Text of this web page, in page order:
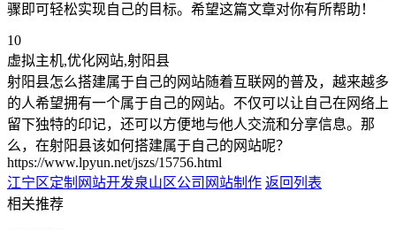
骤即可轻松实现自己的目标。希望这篇文章对你有所帮助！
10
虚拟主机,优化网站,射阳县
射阳县怎么搭建属于自己的网站随着互联网的普及，越来越多
的人希望拥有一个属于自己的网站。不仅可以让自己在网络上
留下独特的印记，还可以方便地与他人交流和分享信息。那
么，在射阳县该如何搭建属于自己的网站呢？
https://www.lpyun.net/jszs/15756.html
江宁区定制网站开发泉山区公司网站制作 返回列表
相关推荐